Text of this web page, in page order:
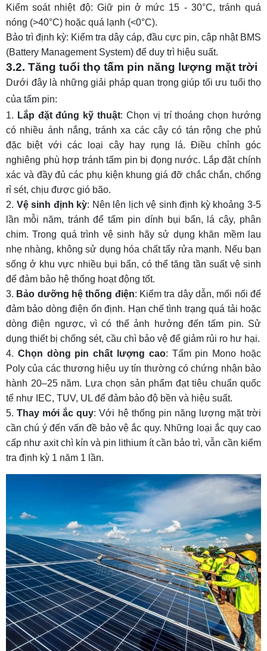
Kiểm soát nhiệt độ: Giữ pin ở mức 15 - 30°C, tránh quá
nóng (>40°C) hoặc quá lạnh (<0°C).
Bảo trì định kỳ: Kiểm tra dây cáp, đầu cực pin, cập nhật BMS
(Battery Management System) để duy trì hiệu suất.
3.2. Tăng tuổi thọ tấm pin năng lượng mặt trời
Dưới đây là những giải pháp quan trọng giúp tối ưu tuổi thọ
của tấm pin:
Lắp đặt đúng kỹ thuật: Chọn vị trí thoáng chọn hướng
có nhiều ánh nắng, tránh xa các cây có tán rộng che phủ
đặc biệt với các loại cây hay rụng lá. Điều chỉnh góc
nghiêng phù hợp tránh tấm pin bị đọng nước. Lắp đặt chính
xác và đầy đủ các phụ kiện khung giá đỡ chắc chắn, chống
rỉ sét, chịu được gió bão.
Vệ sinh định kỳ: Nên lên lịch vệ sinh định kỳ khoảng 3-5
lần mỗi năm, tránh để tấm pin dính bụi bẩn, lá cây, phân
chim. Trong quá trình vệ sinh hãy sử dụng khăn mềm lau
nhẹ nhàng, không sử dụng hóa chất tẩy rửa mạnh. Nếu bạn
sống ở khu vực nhiều bụi bẩn, có thể tăng tần suất vệ sinh
để đảm bảo hệ thống hoạt động tốt.
Bảo dưỡng hệ thống điện: Kiểm tra dây dẫn, mối nối để
đảm bảo dòng điện ổn định. Hạn chế tình trạng quá tải hoặc
dòng điện ngược, vì có thể ảnh hưởng đến tấm pin. Sử
dụng thiết bị chống sét, cầu chì bảo vệ để giảm rủi ro hư hại.
Chọn dòng pin chất lượng cao: Tấm pin Mono hoặc
Poly của các thương hiệu uy tín thường có chứng nhận bảo
hành 20–25 năm. Lựa chọn sản phẩm đạt tiêu chuẩn quốc
tế như IEC, TUV, UL để đảm bảo độ bền và hiệu suất.
Thay mới ắc quy: Với hệ thống pin năng lượng mặt trời
cần chú ý đến vấn đề bảo vệ ắc quy. Những loại ắc quy cao
cấp như axit chì kín và pin lithium ít cần bảo trì, vẫn cần kiểm
tra định kỳ 1 năm 1 lần.